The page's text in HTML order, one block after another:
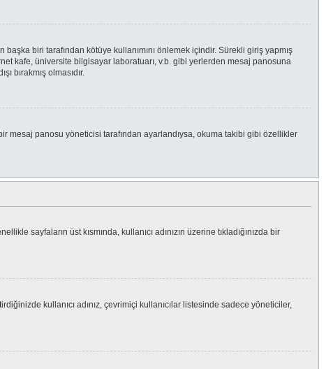
biri tarafından kötüye kullanımını önlemek içindir. Sürekli giriş yapmış
kafe, üniversite bilgisayar laboratuarı, v.b. gibi yerlerden mesaj panosuna
bırakmış olmasıdır.
mesaj panosu yöneticisi tarafından ayarlandıysa, okuma takibi gibi özellikler
sayfaların üst kısmında, kullanıcı adınızın üzerine tıkladığınızda bir
kullanıcı adınız, çevrimiçi kullanıcılar listesinde sadece yöneticiler,